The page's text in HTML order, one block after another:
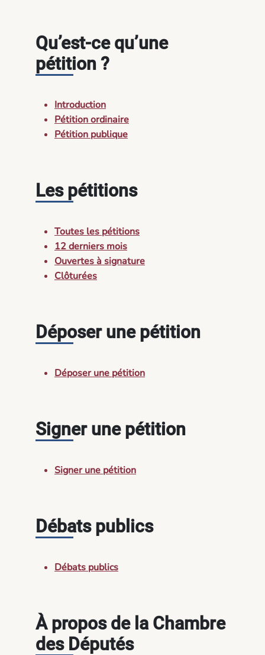
Qu’est-ce qu’une
pétition ?
Introduction
Pétition ordinaire
Pétition publique
Les pétitions
Toutes les pétitions
12 derniers mois
Ouvertes à signature
Clôturées
Déposer une pétition
Déposer une pétition
Signer une pétition
Signer une pétition
Débats publics
Débats publics
À propos de la Chambre
des Députés